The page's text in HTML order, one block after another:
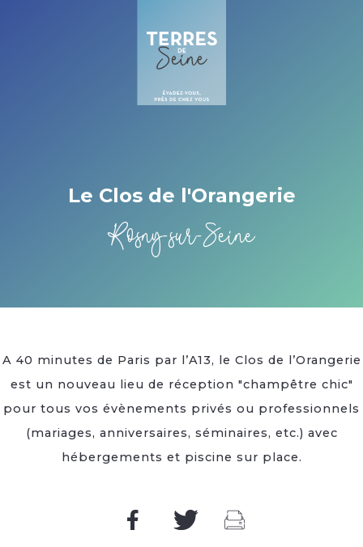
Le Clos de l'Orangerie
Rosny-sur-Seine
A 40 minutes de Paris par l’A13, le Clos de l’Orangerie
est un nouveau lieu de réception "champêtre chic"
pour tous vos évènements privés ou professionnels
(mariages, anniversaires, séminaires, etc.) avec
hébergements et piscine sur place.